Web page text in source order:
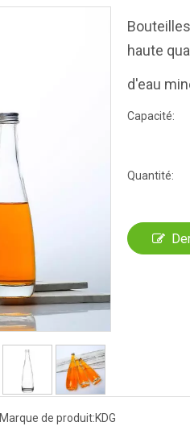
haute
d'eau
Capacité:
Quantité:
Marque de produit:KDG